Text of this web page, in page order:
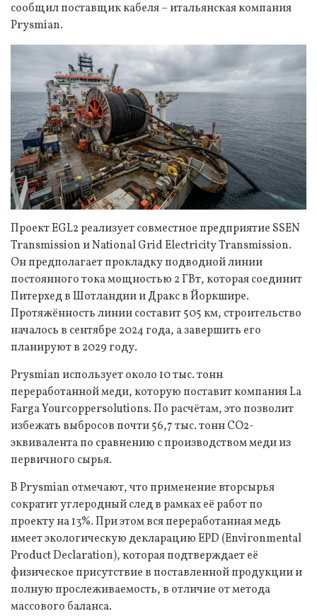
сообщил поставщик кабеля – итальянская компания
Prysmian.
Проект EGL2 реализует совместное предприятие SSEN
Transmission и National Grid Electricity Transmission.
Он предполагает прокладку подводной линии
постоянного тока мощностью 2 ГВт, которая соединит
Питерхед в Шотландии и Дракс в Йоркшире.
Протяжённость линии составит 505 км, строительство
началось в сентябре 2024 года, а завершить его
планируют в 2029 году.
Prysmian использует около 10 тыс. тонн
переработанной меди, которую поставит компания La
Farga Yourcoppersolutions. По расчётам, это позволит
избежать выбросов почти 56,7 тыс. тонн CO2-
эквивалента по сравнению с производством меди из
первичного сырья.
В Prysmian отмечают, что применение вторсырья
сократит углеродный след в рамках её работ по
проекту на 13%. При этом вся переработанная медь
имеет экологическую декларацию EPD (Environmental
Product Declaration), которая подтверждает её
физическое присутствие в поставленной продукции и
полную прослеживаемость, в отличие от метода
массового баланса.